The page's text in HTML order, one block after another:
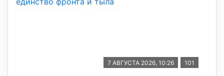
7 АВГУСТА 2026, 10:26 101